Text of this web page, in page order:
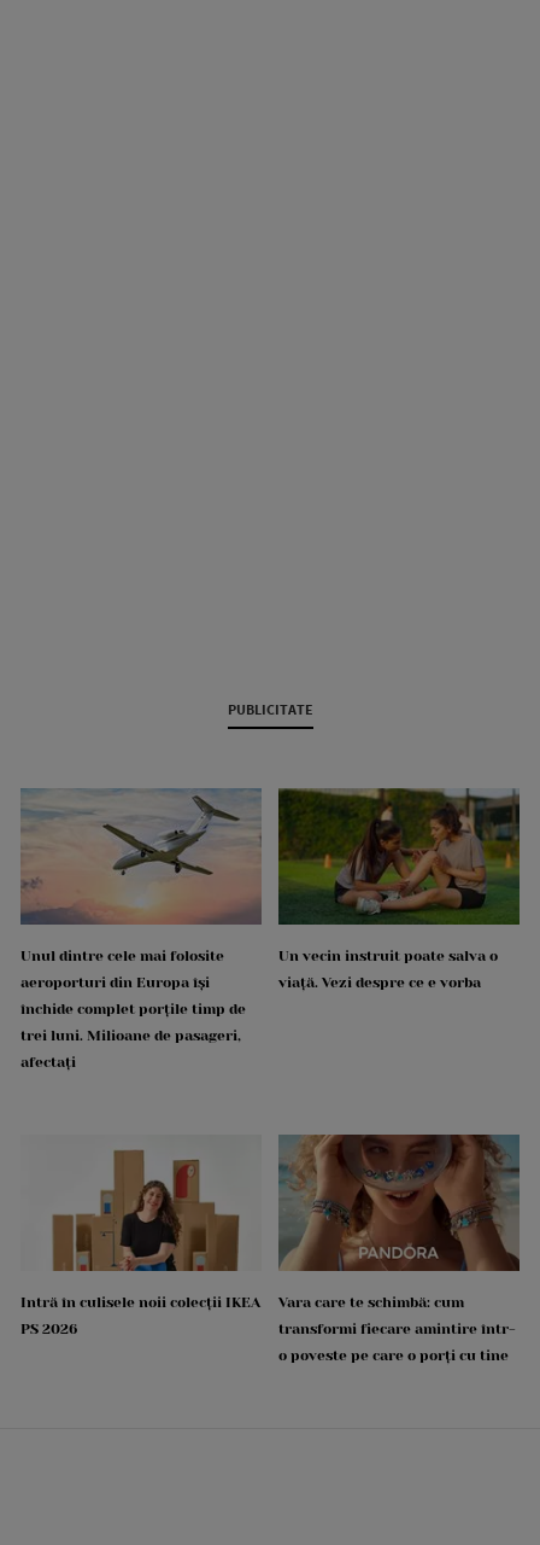
PUBLICITATE
Unul dintre cele mai folosite
aeroporturi din Europa își
închide complet porțile timp de
trei luni. Milioane de pasageri,
afectați
Un vecin instruit poate salva o
viață. Vezi despre ce e vorba
Intră în culisele noii colecții IKEA
PS 2026
Vara care te schimbă: cum
transformi fiecare amintire într-
o poveste pe care o porți cu tine